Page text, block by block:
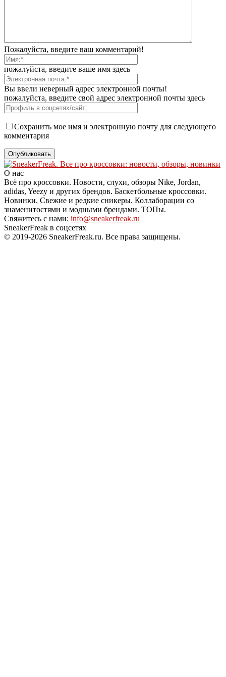
Пожалуйста, введите ваш комментарий!
пожалуйста, введите ваше имя здесь
Вы ввели неверный адрес электронной почты!
пожалуйста, введите свой адрес электронной почты здесь
Сохранить мое имя и электронную почту для следующего
комментария
О нас
Всё про кроссовки. Новости, слухи, обзоры Nike, Jordan,
adidas, Yeezy и других брендов. Баскетбольные кроссовки.
Новинки. Свежие и редкие сникеры. Коллаборации со
знаменитостями и модными брендами. ТОПы.
Свяжитесь с нами: info@sneakerfreak.ru
SneakerFreak в соцсетях
© 2019-2026 SneakerFreak.ru. Все права защищены.